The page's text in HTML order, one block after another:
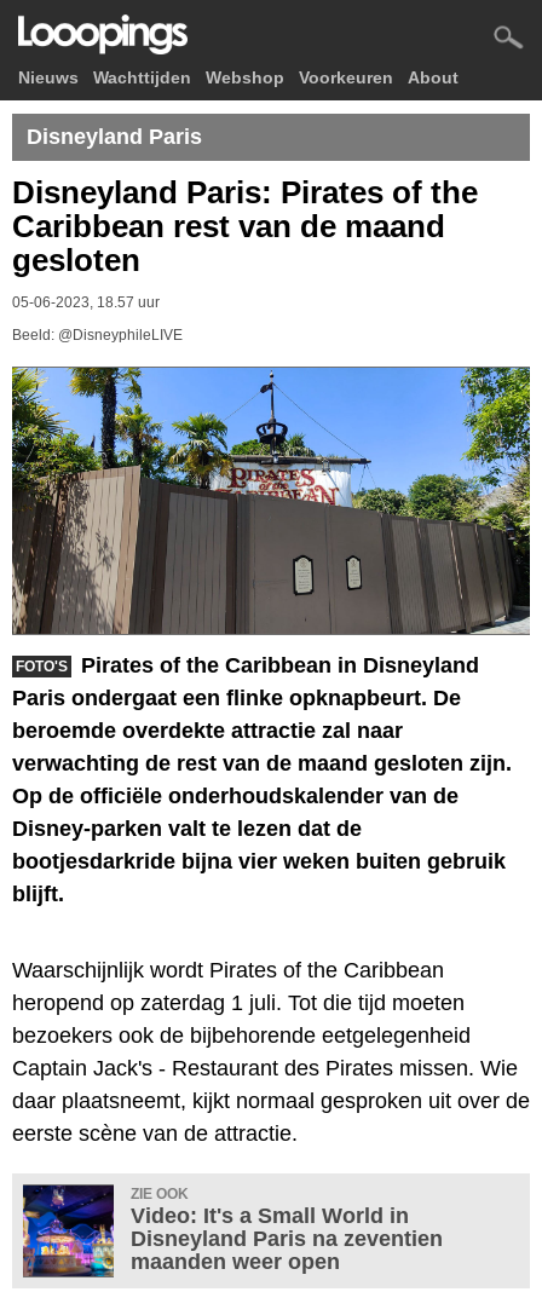
Nieuws Wachttijden Webshop Voorkeuren About
Disneyland Paris
Disneyland Paris: Pirates of the
Caribbean rest van de maand
gesloten
05-06-2023, 18.57 uur
Beeld: @DisneyphileLIVE
FOTO'S
Pirates of the Caribbean in Disneyland
Paris ondergaat een flinke opknapbeurt. De
beroemde overdekte attractie zal naar
verwachting de rest van de maand gesloten zijn.
Op de officiële onderhoudskalender van de
Disney-parken valt te lezen dat de
bootjesdarkride bijna vier weken buiten gebruik
blijft.
Waarschijnlijk wordt Pirates of the Caribbean
heropend op zaterdag 1 juli. Tot die tijd moeten
bezoekers ook de bijbehorende eetgelegenheid
Captain Jack's - Restaurant des Pirates missen. Wie
daar plaatsneemt, kijkt normaal gesproken uit over de
eerste scène van de attractie.
ZIE OOK
Video: It's a Small World in
Disneyland Paris na zeventien
maanden weer open